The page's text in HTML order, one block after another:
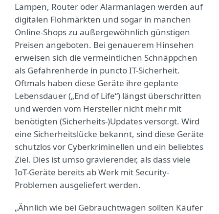
Lampen, Router oder Alarmanlagen werden auf
digitalen Flohmärkten und sogar in manchen
Online-Shops zu außergewöhnlich günstigen
Preisen angeboten. Bei genauerem Hinsehen
erweisen sich die vermeintlichen Schnäppchen
als Gefahrenherde in puncto IT-Sicherheit.
Oftmals haben diese Geräte ihre geplante
Lebensdauer („End of Life“) längst überschritten
und werden vom Hersteller nicht mehr mit
benötigten (Sicherheits-)Updates versorgt. Wird
eine Sicherheitslücke bekannt, sind diese Geräte
schutzlos vor Cyberkriminellen und ein beliebtes
Ziel. Dies ist umso gravierender, als dass viele
IoT-Geräte bereits ab Werk mit Security-
Problemen ausgeliefert werden.
„Ähnlich wie bei Gebrauchtwagen sollten Käufer